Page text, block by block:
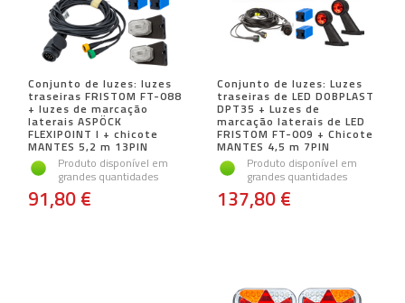
Conjunto de luzes: luzes
traseiras FRISTOM FT-088
+ luzes de marcação
laterais ASPÖCK
FLEXIPOINT I + chicote
MANTES 5,2 m 13PIN
Produto disponível em
grandes quantidades
91,80 €
Conjunto de luzes: Luzes
traseiras de LED DOBPLAST
DPT35 + Luzes de
marcação laterais de LED
FRISTOM FT-009 + Chicote
MANTES 4,5 m 7PIN
Produto disponível em
grandes quantidades
137,80 €